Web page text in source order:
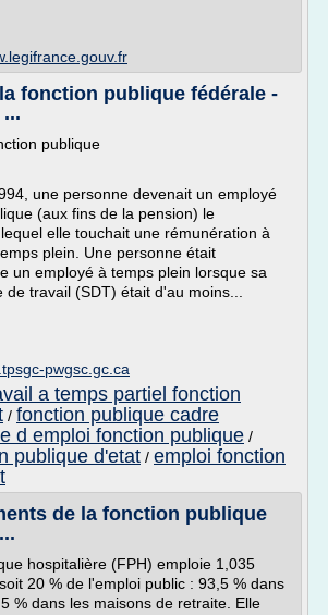
fonction publique fédérale -
publique
une personne devenait un employé
(aux fins de la pension) le
elle touchait une rémunération à
plein. Une personne était
un employé à temps plein lorsque sa
travail (SDT) était d'au moins...
pwgsc.gc.ca
a temps partiel fonction
/ fonction publique cadre
d emploi fonction publique /
publique d'etat / emploi fonction
de la fonction publique
hospitalière (FPH) emploie 1,035
20 % de l'emploi public : 93,5 % dans
% dans les maisons de retraite. Elle